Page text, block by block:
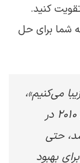
کنید.
شما برای حل
می‌کنیم»،
می‌گوید: «بر اساس گزارشی که در سال ۲۰۱۰ در
حتی
بهبود